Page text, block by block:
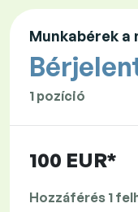
Munkabérek a
1 pozíció
100 EUR*
Hozzáférés 1